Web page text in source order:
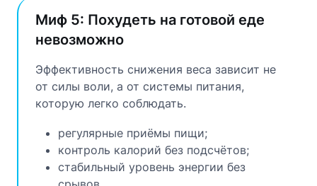
Миф 5: Похудеть на готовой еде
невозможно
Эффективность снижения веса зависит не
от силы воли, а от системы питания,
которую легко соблюдать.
регулярные приёмы пищи;
контроль калорий без подсчётов;
стабильный уровень энергии без